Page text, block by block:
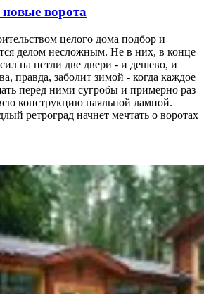
ворота
целого дома подбор и
делом несложным. Не в них, в конце
на петли две двери - и дешево, и
правда, заболит зимой - когда каждое
перед ними сугробы и примерно раз
конструкцию паяльной лампой.
ретроград начнет мечтать о воротах